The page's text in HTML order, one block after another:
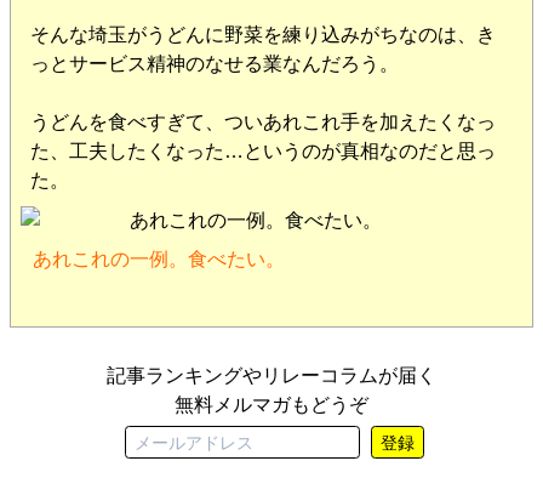
そんな埼玉がうどんに野菜を練り込みがちなのは、き
っとサービス精神のなせる業なんだろう。
うどんを食べすぎて、ついあれこれ手を加えたくなっ
た、工夫したくなった…というのが真相なのだと思っ
た。
あれこれの一例。食べたい。
記事ランキングやリレーコラムが届く
無料メルマガもどうぞ
登録